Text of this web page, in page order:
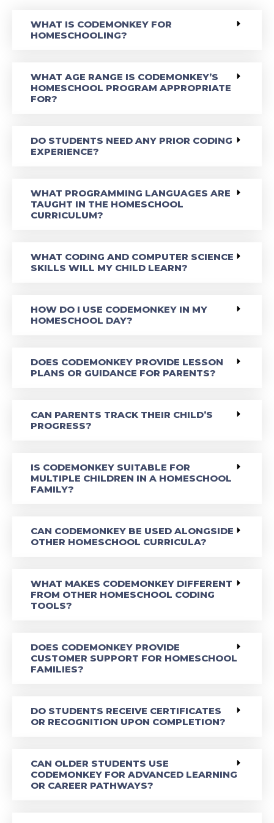
WHAT IS CODEMONKEY FOR
HOMESCHOOLING?
WHAT AGE RANGE IS CODEMONKEY’S
HOMESCHOOL PROGRAM APPROPRIATE
FOR?
DO STUDENTS NEED ANY PRIOR CODING
EXPERIENCE?
WHAT PROGRAMMING LANGUAGES ARE
TAUGHT IN THE HOMESCHOOL
CURRICULUM?
WHAT CODING AND COMPUTER SCIENCE
SKILLS WILL MY CHILD LEARN?
HOW DO I USE CODEMONKEY IN MY
HOMESCHOOL DAY?
DOES CODEMONKEY PROVIDE LESSON
PLANS OR GUIDANCE FOR PARENTS?
CAN PARENTS TRACK THEIR CHILD’S
PROGRESS?
IS CODEMONKEY SUITABLE FOR
MULTIPLE CHILDREN IN A HOMESCHOOL
FAMILY?
CAN CODEMONKEY BE USED ALONGSIDE
OTHER HOMESCHOOL CURRICULA?
WHAT MAKES CODEMONKEY DIFFERENT
FROM OTHER HOMESCHOOL CODING
TOOLS?
DOES CODEMONKEY PROVIDE
CUSTOMER SUPPORT FOR HOMESCHOOL
FAMILIES?
DO STUDENTS RECEIVE CERTIFICATES
OR RECOGNITION UPON COMPLETION?
CAN OLDER STUDENTS USE
CODEMONKEY FOR ADVANCED LEARNING
OR CAREER PATHWAYS?